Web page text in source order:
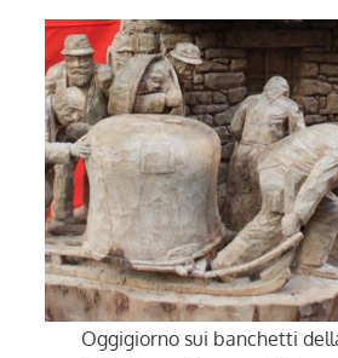
Oggigiorno sui banchetti